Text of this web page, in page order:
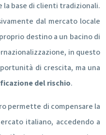
base di clienti tradizionali.
dal mercato locale
destino a un bacino di
in questo
di crescita, ma una
del rischio.
permette di compensare la
italiano, accedendo a